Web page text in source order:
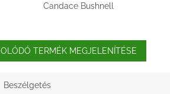
Candace Bushnell
TERMÉK MEGJELENÍTÉSE
Beszélgetés